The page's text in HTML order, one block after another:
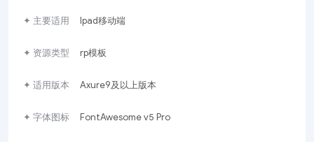
✦ 主要适用 Ipad移动端
✦ 资源类型 rp模板
✦ 适用版本 Axure9及以上版本
✦ 字体图标 FontAwesome v5 Pro